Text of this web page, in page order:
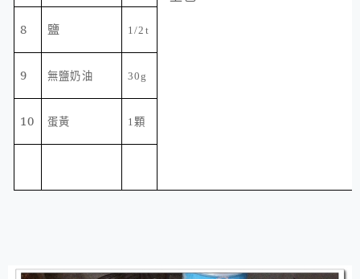
8 鹽 1/2t
9 無鹽奶油 30g
10 蛋黃 1顆